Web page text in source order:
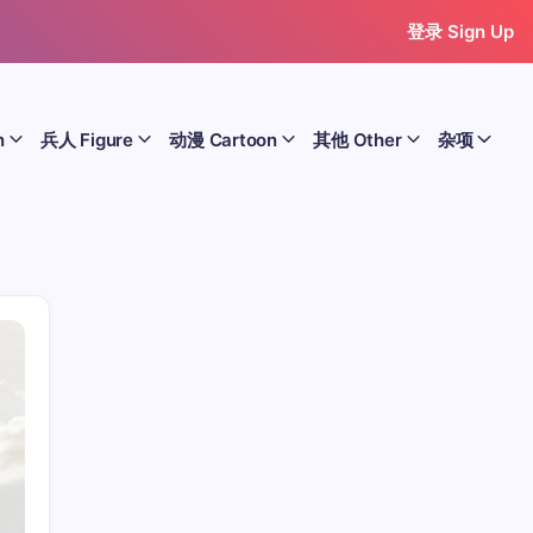
登录 Sign Up
兵人 Figure 动漫 Cartoon 其他 Other 杂项